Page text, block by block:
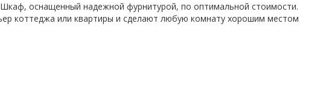
оснащенный надежной фурнитурой, по оптимальной стоимости.
коттеджа или квартиры и сделают любую комнату хорошим местом